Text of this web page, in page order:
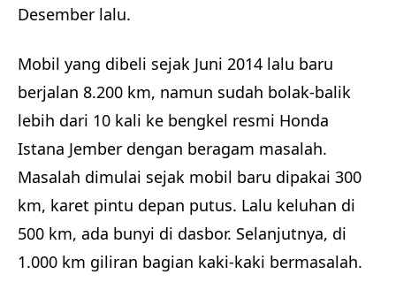
Desember lalu.
Mobil yang dibeli sejak Juni 2014 lalu baru
berjalan 8.200 km, namun sudah bolak-balik
lebih dari 10 kali ke bengkel resmi Honda
Istana Jember dengan beragam masalah.
Masalah dimulai sejak mobil baru dipakai 300
km, karet pintu depan putus. Lalu keluhan di
500 km, ada bunyi di dasbor. Selanjutnya, di
1.000 km giliran bagian kaki-kaki bermasalah.